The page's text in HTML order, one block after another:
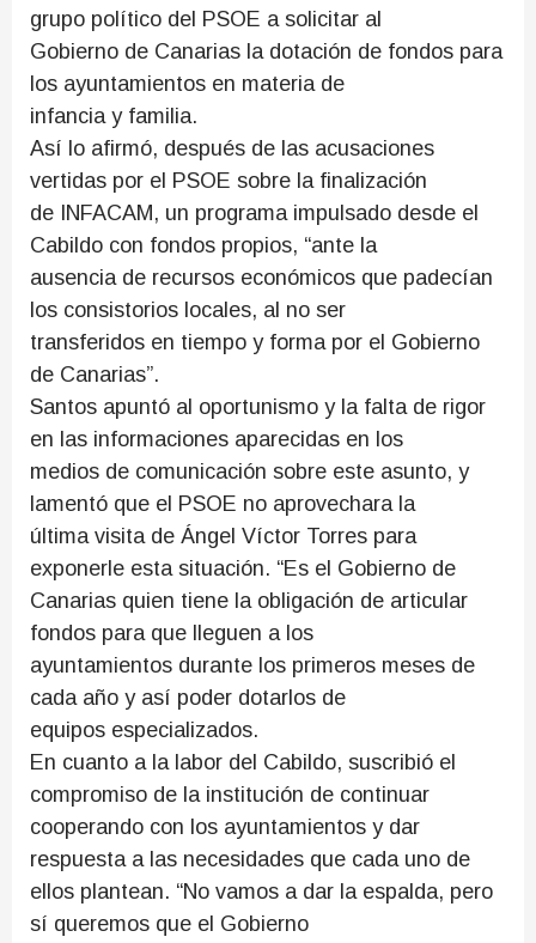
grupo político del PSOE a solicitar al
Gobierno de Canarias la dotación de fondos para
los ayuntamientos en materia de
infancia y familia.
Así lo afirmó, después de las acusaciones
vertidas por el PSOE sobre la finalización
de INFACAM, un programa impulsado desde el
Cabildo con fondos propios, “ante la
ausencia de recursos económicos que padecían
los consistorios locales, al no ser
transferidos en tiempo y forma por el Gobierno
de Canarias”.
Santos apuntó al oportunismo y la falta de rigor
en las informaciones aparecidas en los
medios de comunicación sobre este asunto, y
lamentó que el PSOE no aprovechara la
última visita de Ángel Víctor Torres para
exponerle esta situación. “Es el Gobierno de
Canarias quien tiene la obligación de articular
fondos para que lleguen a los
ayuntamientos durante los primeros meses de
cada año y así poder dotarlos de
equipos especializados.
En cuanto a la labor del Cabildo, suscribió el
compromiso de la institución de continuar
cooperando con los ayuntamientos y dar
respuesta a las necesidades que cada uno de
ellos plantean. “No vamos a dar la espalda, pero
sí queremos que el Gobierno